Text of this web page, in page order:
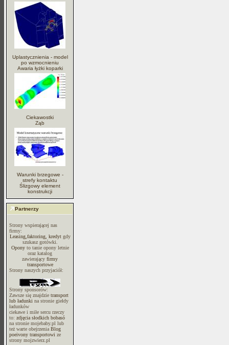
Uplastycznienia - model
po wzmocnieniu
Awaria łyżki koparki
Ciekawostki
Ząb
Warunki brzegowe -
strefy kontaktu
Ślizgowy element
konstrukcji
Partnerzy
Strony wspierającej nas
firmy:
Leasing,faktoring, kredytgdy
szukasz gotówki.
Oponyto tanie opony letnie
oraz katalog
zawierający firmy
transportowe
Strony naszych przyjaciół:
Strony sponsorów:
Zawsze się znajdzie transport
lub ładunki na stronie giełdy
ładunków
ciekawe i miłe sercu rzeczy
to: zdjęcia słodkich bobasó
na stronie mojebaby.pl lub
też warte obejrzenia Blog
poeivony transportowi ze
strony mojzwierz.pl